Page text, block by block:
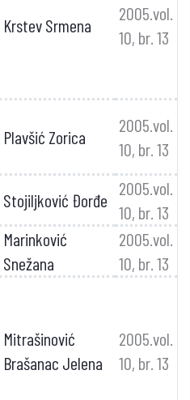
Krstev Srmena
2005.vol.
10, br. 13
Plavšić Zorica
2005.vol.
10, br. 13
Stojiljković Đorđe
2005.vol.
10, br. 13
Marinković
Snežana
2005.vol.
10, br. 13
Mitrašinović
Brašanac Jelena
2005.vol.
10, br. 13